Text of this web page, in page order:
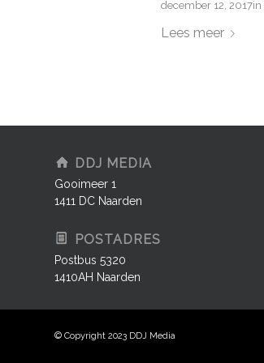
december 12, 2017in
Lees meer
DDJ MEDIA
Gooimeer 1
1411 DC Naarden
POSTADRES
Postbus 5320
1410AH Naarden
© Copyright 2023 DDJ Media